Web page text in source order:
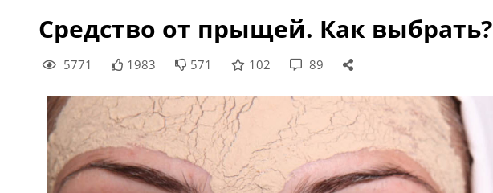
Средство от прыщей. Как выбрать?
5771 1983 571 102 89